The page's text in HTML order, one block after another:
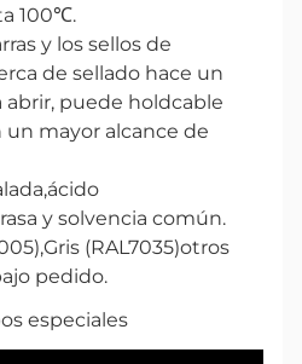
100℃.
y los sellos de
de sellado hace un
abrir, puede holdcable
mayor alcance de
y solvencia común.
(RAL7035)otros
pedido.
especiales